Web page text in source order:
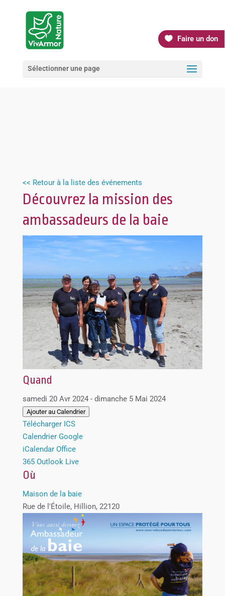
Faire un don
Sélectionner une page
<< Retour à la liste des événements
Découvrez la mission des
ambassadeurs de la baie
Quand
samedi 20 Avr 2024 - dimanche 5 Mai 2024
Ajouter au Calendrier
Télécharger ICS
Calendrier Google
iCalendar Office
365 Outlook Live
Où
Maison de la baie
Rue de l'Étoile, Hillion, 22120